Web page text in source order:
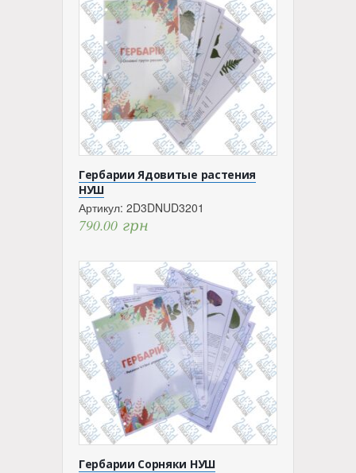
Гербарии Ядовитые растения
НУШ
Артикул: 2D3DNUD3201
790.00 грн
Гербарии Сорняки НУШ